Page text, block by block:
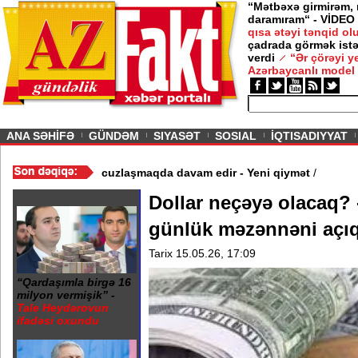
“Mətbəxə girmirəm,
daramıram“ - VİDEO
qısa ətəyi tənqid
çadrada görmək
verdi
“Ər çörəyi
Azərbaycanlı model
ANA SƏHİFƏ GÜNDƏM SIYASƏT SOSIAL İQTISADIYYAT
/Azərbaycan nefti ucuzlaşmaqda davam edir - Yeni qiymət
“Qardaşımla birgə 16
milyon vermişik” -
Tale Heydərovun
ifadəsi oxundu
Dollar neçəyə olacaq?
günlük məzənnəni
Tarix 15.05.26, 17:09